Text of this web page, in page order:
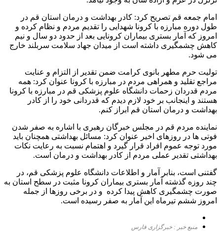
امام جمعه قم تصریح کرد: کادر بهداشت و درمان استان قم در
طول دوره مبارزه با کرونا شهدایی را تقدیم مردم و نظام کرده و
امروز که آمار بستری بیماران کرونایی بعد از حدود دو سال و نیم
کاهش چشمگیری داشته است از میدان جهاد سلامت سربلند خارج
می شود.
تولیت حرم مطهر بانوی کرامت ضمن تقدیر از التزام و عنایت
مراجع تقلید و همراهی مردم در مبارزه با کرونا عنوان کرد: همه
مردم قدردان زحمات دانشگاه علوم پزشکی قم در مبارزه با کرونا
هستند و اینجانب بر خود لازم دیدم که قدردانی خود را از کادر
بهداشت و درمان استان قم ابراز کنم.
نماینده مردم قم در مجلس خبرگان رهبری با اشاره به صفر شدن
فوتی ها در روزهای اخیر عنوان کرد: مسائل بهداشتی همچنان باید
مورد توجه عموم افراد قرار گیرد و اهتمام نسبت به رعایت نکات
بهداشتی تقدیر عملی مردم از کادر بهداشت و درمان است.
گفتنی است، بنابر آمار و اطلاعات دانشگاه علوم پزشکی قم، در
چند روزه گذشته آمار بستری بیماران کرونا مثبت در سطح استان به
صورت چشمگیری کاهش پیدا کرده و در برخی روزها از جمله
امروز ششم تیرماه این آمار به صفر رسیده است.
منبع خبر : خبرگزاری فارس